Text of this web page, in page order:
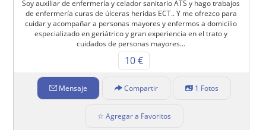
Soy auxiliar de enfermería y celador sanitario ATS y hago trabajos
de enfermería curas de úlceras heridas ECT.. Y me ofrezco para
cuidar y acompañar a personas mayores y enfermos a domicilio
especializado en geriátrico y gran experiencia en el trato y
cuidados de personas mayores...
10 €
Mensaje Compartir 1 Fotos
☆ Agregar a Favoritos